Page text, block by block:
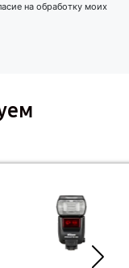
на обработку моих